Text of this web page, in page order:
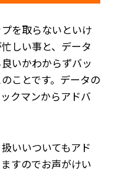
を取らないといけ
しい事と、データ
いかわからずバッ
ことです。データの
クマンからアドバ
いいついてもアド
すのでお声がけい